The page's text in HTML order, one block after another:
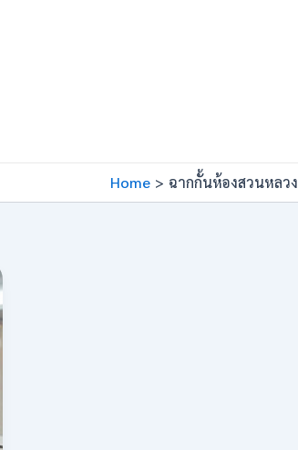
Home ฉากกั้นห้องสวนหลวง